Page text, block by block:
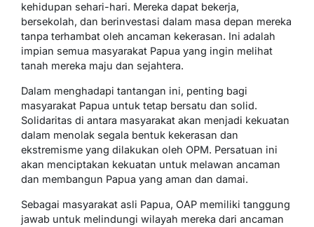
kehidupan sehari-hari. Mereka dapat bekerja,
bersekolah, dan berinvestasi dalam masa depan mereka
tanpa terhambat oleh ancaman kekerasan. Ini adalah
impian semua masyarakat Papua yang ingin melihat
tanah mereka maju dan sejahtera.
Dalam menghadapi tantangan ini, penting bagi
masyarakat Papua untuk tetap bersatu dan solid.
Solidaritas di antara masyarakat akan menjadi kekuatan
dalam menolak segala bentuk kekerasan dan
ekstremisme yang dilakukan oleh OPM. Persatuan ini
akan menciptakan kekuatan untuk melawan ancaman
dan membangun Papua yang aman dan damai.
Sebagai masyarakat asli Papua, OAP memiliki tanggung
jawab untuk melindungi wilayah mereka dari ancaman